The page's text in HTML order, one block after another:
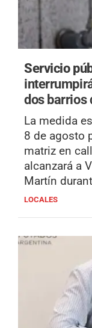
Servicio
dos barrios
La medida
8 de agosto
matriz en
alcanzará a
Martín
LOCALES